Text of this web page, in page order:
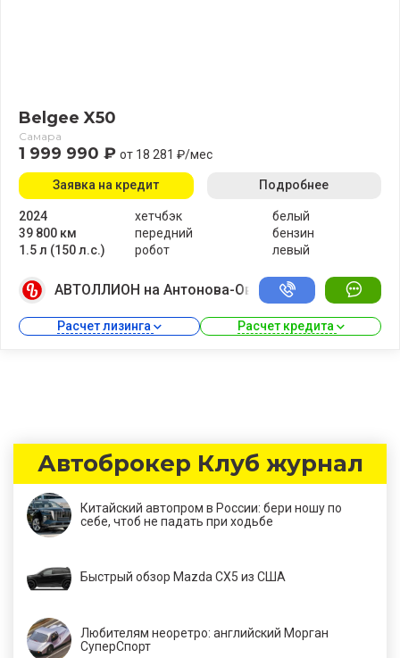
Belgee X50
Самара
1 999 990 ₽ от 18 281 ₽/мес
2024
39 800 км
1.5 л (150 л.с.)
хетчбэк
передний
робот
белый
бензин
левый
Заявка на кредит Подробнее
АВТОЛЛИОН на Антонова-Овсеенко
Расчет лизинга Расчет кредита
Автоброкер Клуб журнал
Китайский автопром в России: бери ношу по
себе, чтоб не падать при ходьбе
Быстрый обзор Mazda CX5 из США
Любителям неоретро: английский Морган
СуперСпорт